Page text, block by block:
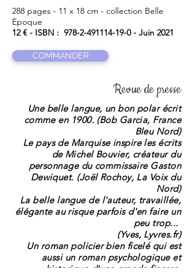
288 pages - 11 x 18 cm - collection Belle
Epoque
12 € - ISBN : 978-2-491114-19-0- Juin 2021
COMMANDER
Revue de presse
Une belle langue, un bon polar écrit
comme en 1900. (Bob Garcia, France
Bleu Nord)
Le pays de Marquise inspire les écrits
de Michel Bouvier, créateur du
personnage du commissaire Gaston
Dewiquet. (Joël Rochoy, La Voix du
Nord)
La belle langue de l'auteur, travaillée,
élégante au risque parfois d'en faire un
peu trop...
(Yves, Lyvres.fr)
Un roman policier bien ficelé qui est
aussi un roman psychologique et
historique d'une grande finesse.